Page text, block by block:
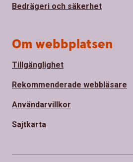
Bedrägeri och säkerhet
Om webbplatsen
Tillgänglighet
Rekommenderade webbläsare
Användarvillkor
Sajtkarta